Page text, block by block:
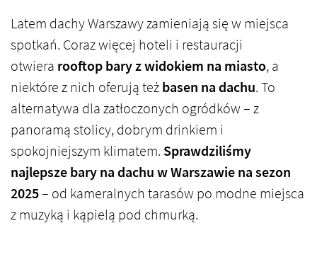
Latem dachy Warszawy zamieniają się w miejsca
spotkań. Coraz więcej hoteli i restauracji
otwiera rooftop bary z widokiem na miasto, a
niektóre z nich oferują teżbasen na dachu. To
alternatywa dla zatłoczonych ogródków – z
panoramą stolicy, dobrym drinkiem i
spokojniejszym klimatem. Sprawdziliśmy
najlepsze bary na dachu w Warszawie na sezon
2025– od kameralnych tarasów po modne miejsca
z muzyką i kąpielą pod chmurką.